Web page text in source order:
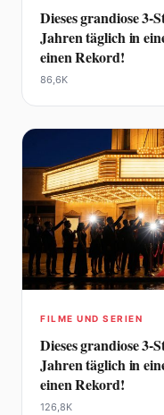
Dieses grandiose 3-
Jahren täglich in
einen Rekord!
86,6K
FILME UND SERIEN
Dieses grandiose 3-
Jahren täglich in
einen Rekord!
126,8K